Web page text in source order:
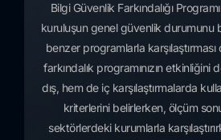
Bilgi Güvenlik Farkındalığı
kuruluşun genel güvenlik durumunu
benzer programlarla karşılaştırması
farkındalık programınızın
dış, hem de iç karşılaştırmalarda
kriterlerini belirlerken, ölçüm
sektörlerdeki kurumlarla